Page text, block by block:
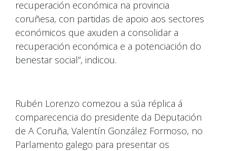
recuperación económica na provincia
coruñesa, con partidas de apoio aos sectores
económicos que axuden a consolidar a
recuperación económica e a potenciación do
benestar social”, indicou.
Rubén Lorenzo comezou a súa réplica á
comparecencia do presidente da Deputación
de A Coruña, Valentín González Formoso, no
Parlamento galego para presentar os